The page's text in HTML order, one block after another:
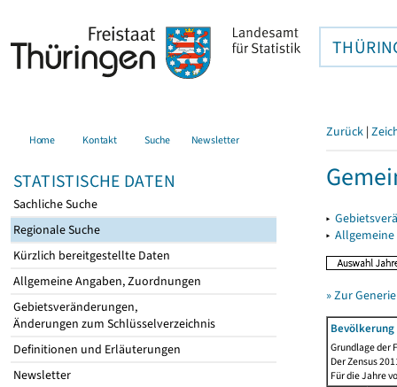
Home Kontakt Suche Newsletter
STATISTISCHE DATEN
Sachliche Suche
Regionale Suche
Kürzlich bereitgestellte Daten
Allgemeine Angaben, Zuordnungen
Gebietsveränderungen,
Änderungen zum Schlüsselverzeichnis
Definitionen und Erläuterungen
Newsletter
Zurück |
▸
▸
» Zur
Grundlage der
Der Zensus
Für die Jahre